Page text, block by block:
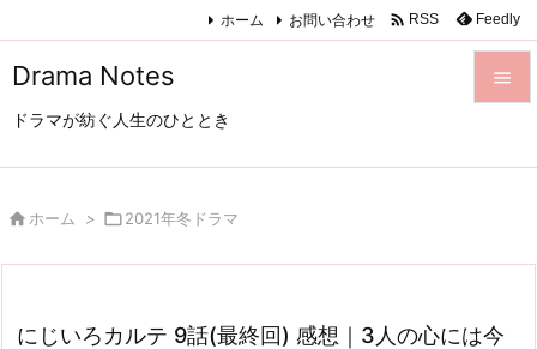
Drama Notes
ドラマが紡ぐ人生のひととき

次へ
ホーム お問い合わせ  RSS Feedly
 ホーム > 2021年冬ドラマ
にじいろカルテ 9話(最終回) 感想｜3人の心には今